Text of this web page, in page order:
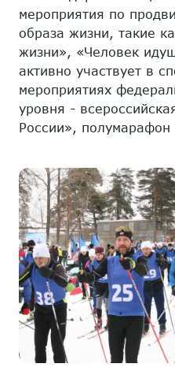
мероприятия по
образа жизни, такие
жизни», «Человек
активно участвует в
мероприятиях
уровня -
России»,